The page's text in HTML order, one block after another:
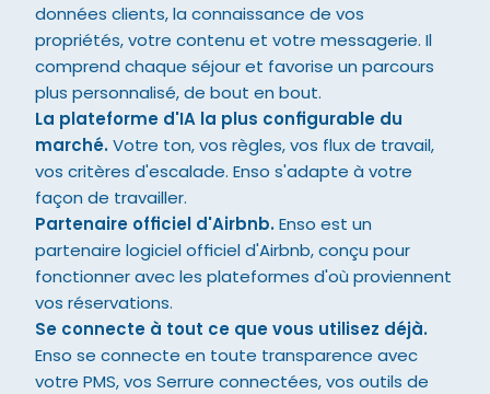
données clients, la connaissance de vos
propriétés, votre contenu et votre messagerie. Il
comprend chaque séjour et favorise un parcours
plus personnalisé, de bout en bout.
La plateforme d'IA la plus configurable du
marché. Votre ton, vos règles, vos flux de travail,
vos critères d'escalade. Enso s'adapte à votre
façon de travailler.
Partenaire officiel d'Airbnb. Enso est un
partenaire logiciel officiel d'Airbnb, conçu pour
fonctionner avec les plateformes d'où proviennent
vos réservations.
Se connecte à tout ce que vous utilisez déjà.
Enso se connecte en toute transparence avec
votre PMS, vos Serrure connectées, vos outils de